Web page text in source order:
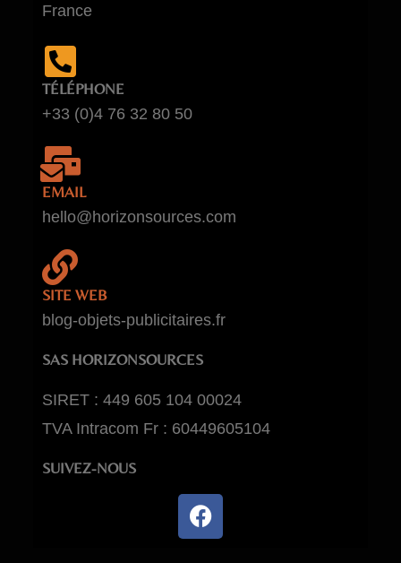
France
TÉLÉPHONE
+33 (0)4 76 32 80 50
EMAIL
hello@horizonsources.com
SITE WEB
blog-objets-publicitaires.fr
SAS HORIZONSOURCES
SIRET : 449 605 104 00024
TVA Intracom Fr : 60449605104
SUIVEZ-NOUS